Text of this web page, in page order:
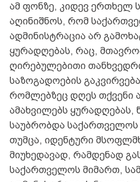
ამ ფონზე, კიდევ ერთხელ
აღინიშნოს, რომ
ადმინისტრაცია არ
ყურადღებას, რაც,
ღირებულებითი
საზოგადოების
რომლებზეც დღეს თქვენი
ამახვილებს
საუბრობდა
თუმცა, იდენტური
მიუხედავად, რამდენად
საქართველოს მიმართ,